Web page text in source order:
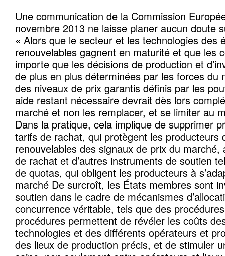
Une communication de la Commission
novembre 2013 ne laisse planer aucun doute
« Alors que le secteur et les technologies des
renouvelables gagnent en maturité et que les
importe que les décisions de production et
de plus en plus déterminées par les forces du
des niveaux de prix garantis définis par les
aide restant nécessaire devrait dès lors
marché et non les remplacer, et se limiter au
Dans la pratique, cela implique de supprimer
tarifs de rachat, qui protègent les producteurs
renouvelables des signaux de prix du
de rachat et d’autres instruments de soutien
de quotas, qui obligent les producteurs à
marché De surcroît, les États membres sont
soutien dans le cadre de mécanismes
concurrence véritable, tels que des procédures
procédures permettent de révéler les coûts
technologies et des différents opérateurs et
des lieux de production précis, et de stimuler